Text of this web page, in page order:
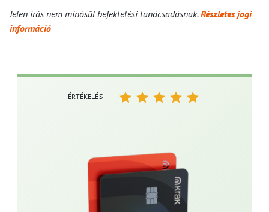
Jelen írás nem minősül befektetési tanácsadásnak.Részletes jogi
információ
ÉRTÉKELÉS